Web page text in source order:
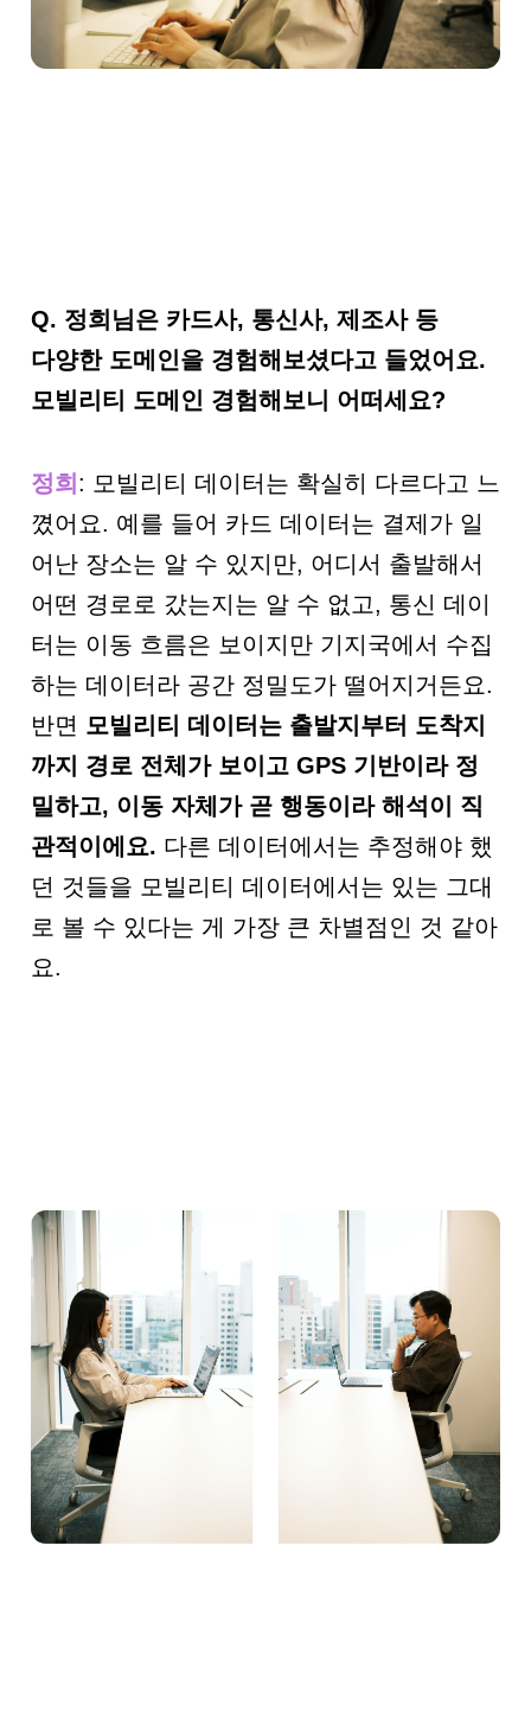
Q. 정희님은 카드사, 통신사, 제조사 등
다양한 도메인을 경험해보셨다고 들었어요.
모빌리티 도메인 경험해보니 어떠세요?
정희: 모빌리티 데이터는 확실히 다르다고 느
꼈어요. 예를 들어 카드 데이터는 결제가 일
어난 장소는 알 수 있지만, 어디서 출발해서
어떤 경로로 갔는지는 알 수 없고, 통신 데이
터는 이동 흐름은 보이지만 기지국에서 수집
하는 데이터라 공간 정밀도가 떨어지거든요.
반면 모빌리티 데이터는 출발지부터 도착지
까지 경로 전체가 보이고GPS 기반이라 정
밀하고, 이동 자체가 곧 행동이라 해석이 직
관적이에요. 다른 데이터에서는 추정해야 했
던 것들을 모빌리티 데이터에서는 있는 그대
로 볼 수 있다는 게 가장 큰 차별점인 것 같아
요.